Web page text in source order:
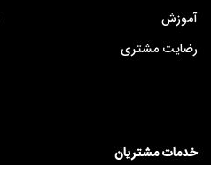
آموزش
رضایت مشتری
خدمات مشتریان